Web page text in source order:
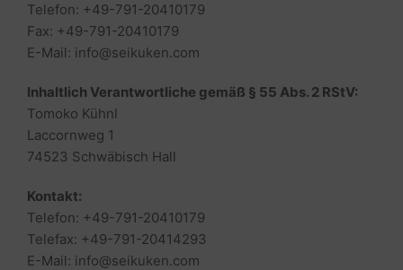
Telefon: +49-791-20410179
Fax: +49-791-20410179
E-Mail: info@seikuken.com
Inhaltlich Verantwortliche gemäß § 55 Abs. 2 RStV:
Tomoko Kühnl
Laccornweg 1
74523 Schwäbisch Hall
Kontakt:
Telefon: +49-791-20410179
Telefax: +49-791-20414293
E-Mail: info@seikuken.com